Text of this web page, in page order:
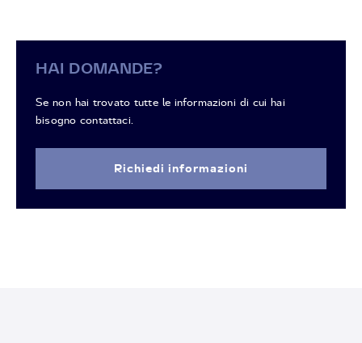
HAI DOMANDE?
Se non hai trovato tutte le informazioni di cui hai
bisogno contattaci.
Richiedi informazioni